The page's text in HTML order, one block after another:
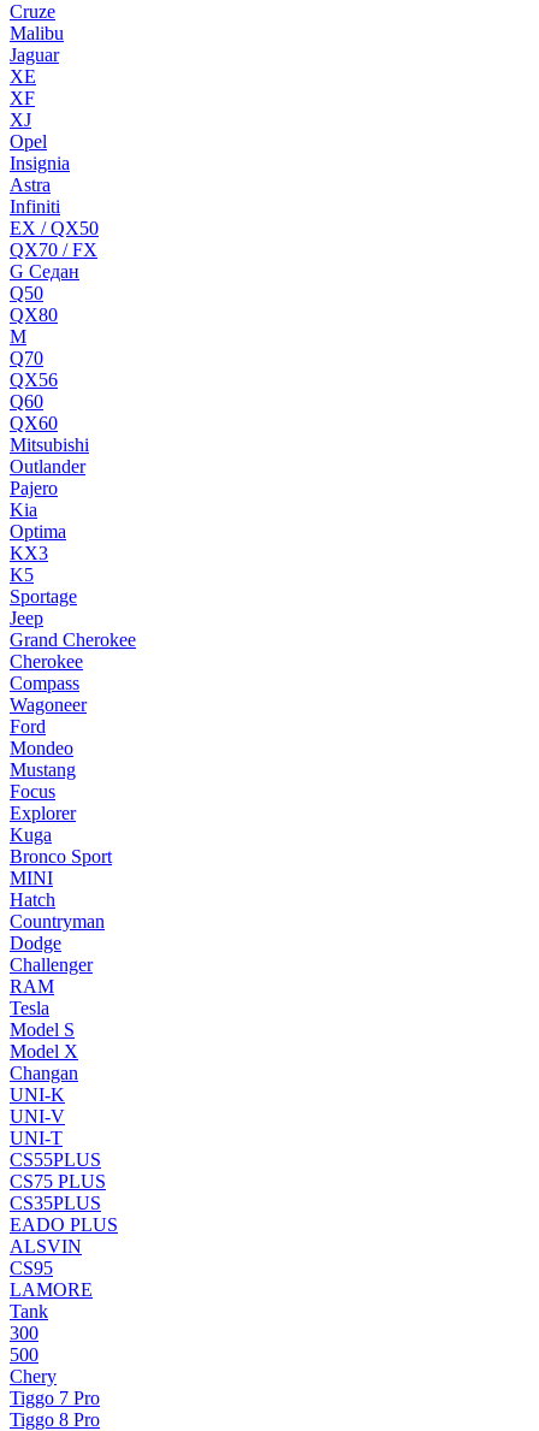
Cruze
Malibu
Jaguar
XE
XF
XJ
Opel
Insignia
Astra
Infiniti
EX / QX50
QX70 / FX
G Cедан
Q50
QX80
M
Q70
QX56
Q60
QX60
Mitsubishi
Outlander
Pajero
Kia
Optima
KX3
K5
Sportage
Jeep
Grand Cherokee
Cherokee
Compass
Wagoneer
Ford
Mondeo
Mustang
Focus
Explorer
Kuga
Bronco Sport
MINI
Hatch
Countryman
Dodge
Challenger
RAM
Tesla
Model S
Model X
Changan
UNI-K
UNI-V
UNI-T
CS55PLUS
CS75 PLUS
CS35PLUS
EADO PLUS
ALSVIN
CS95
LAMORE
Tank
300
500
Chery
Tiggo 7 Pro
Tiggo 8 Pro